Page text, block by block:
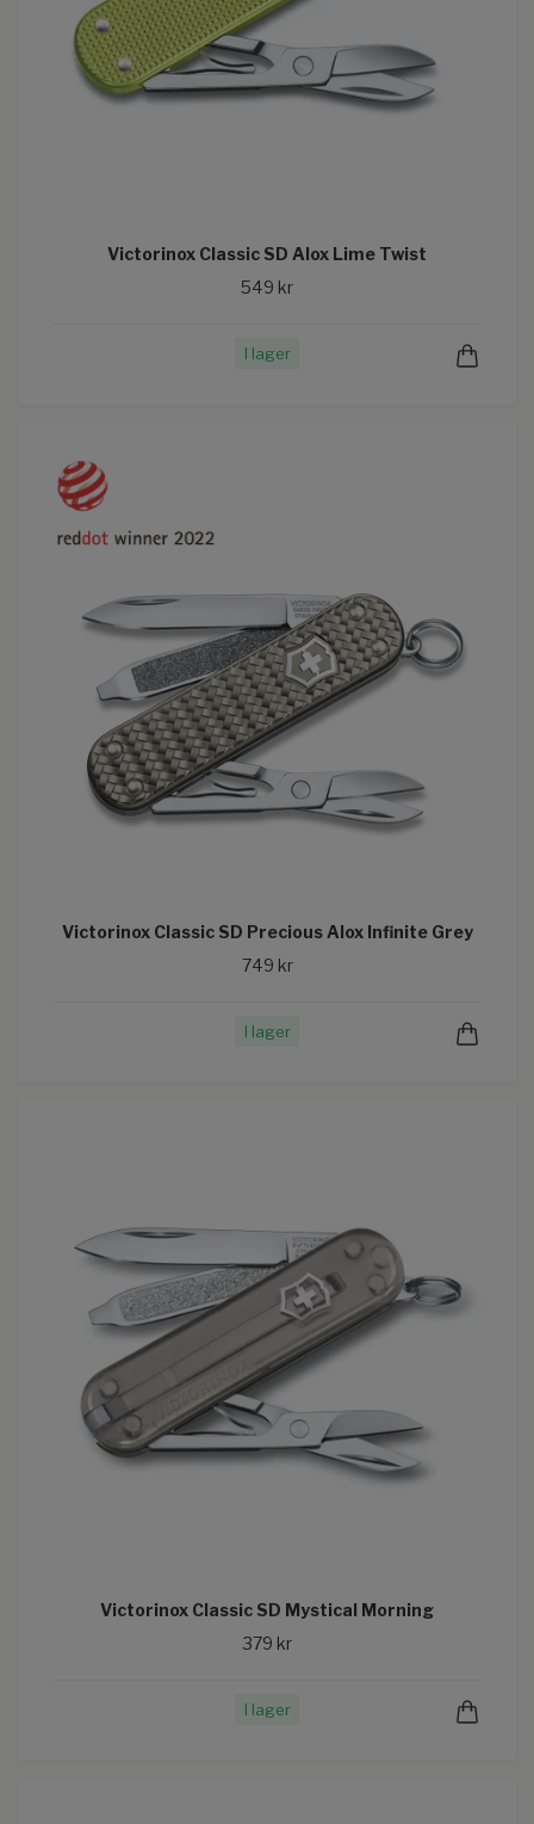
Victorinox Classic SD Alox Lime Twist
549 kr
I lager
Victorinox Classic SD Precious Alox Infinite Grey
749 kr
I lager
Victorinox Classic SD Mystical Morning
379 kr
I lager